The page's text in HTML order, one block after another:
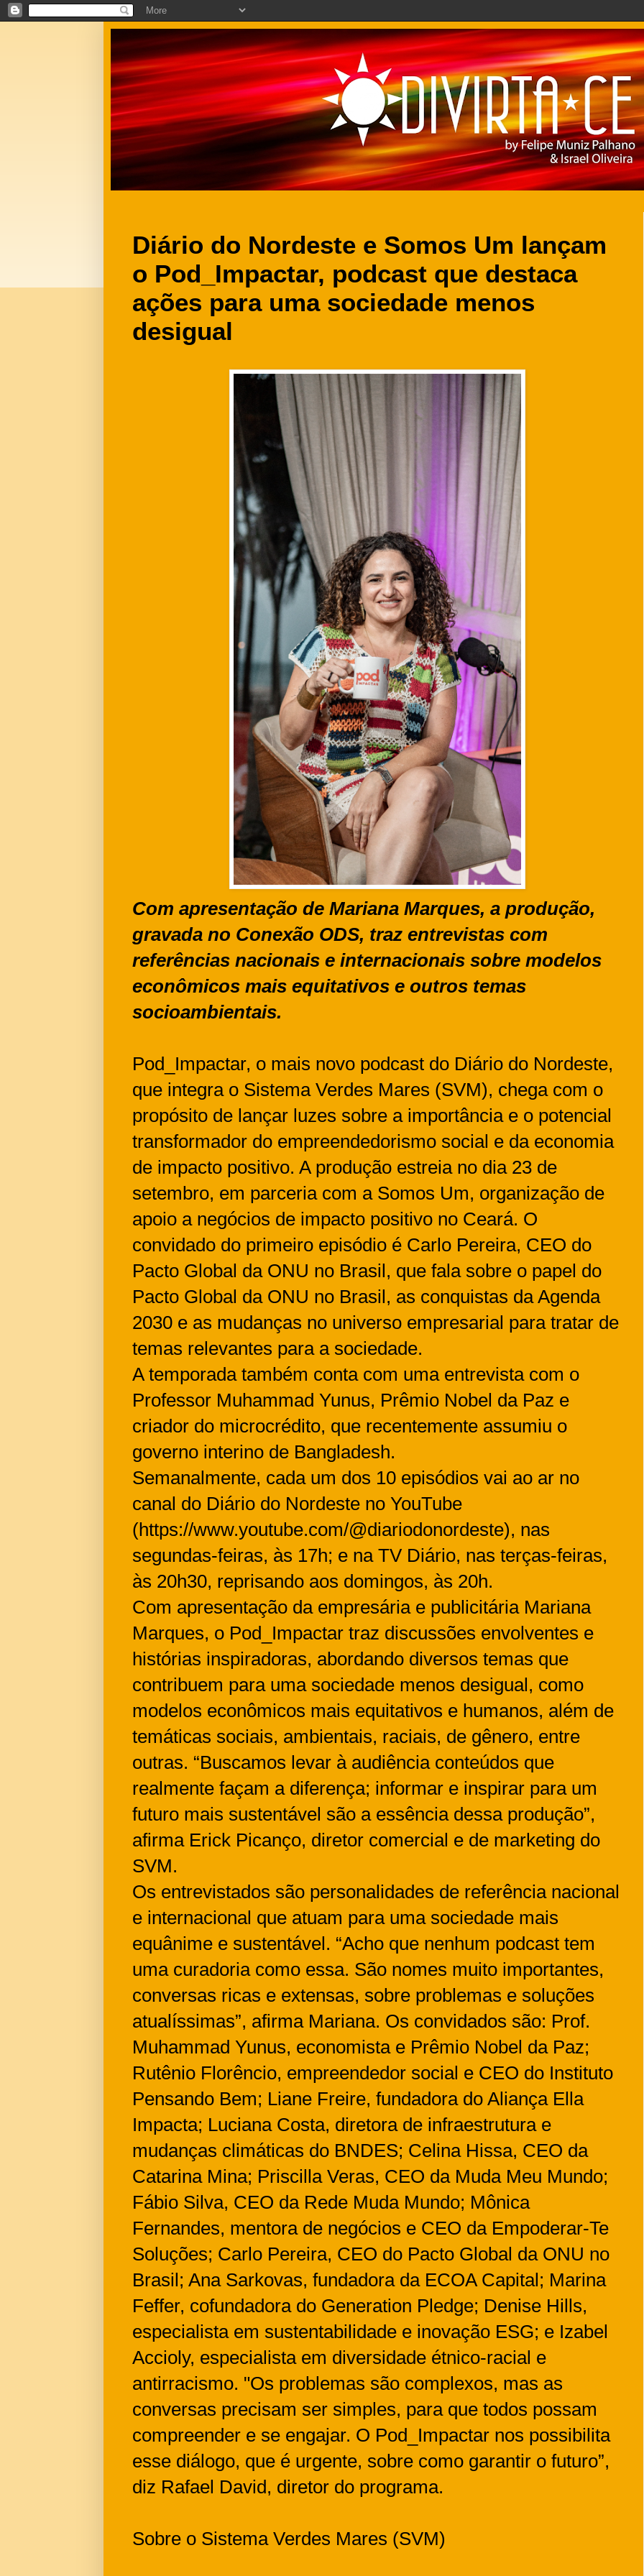
Diário do Nordeste e Somos Um lançam
o Pod_Impactar, podcast que destaca
ações para uma sociedade menos
desigual
Com apresentação de Mariana Marques, a produção,
gravada no Conexão ODS, traz entrevistas com
referências nacionais e internacionais sobre modelos
econômicos mais equitativos e outros temas
socioambientais.
Pod_Impactar, o mais novo podcast do Diário do Nordeste,
que integra o Sistema Verdes Mares (SVM), chega com o
propósito de lançar luzes sobre a importância e o potencial
transformador do empreendedorismo social e da economia
de impacto positivo. A produção estreia no dia 23 de
setembro, em parceria com a Somos Um, organização de
apoio a negócios de impacto positivo no Ceará. O
convidado do primeiro episódio é Carlo Pereira, CEO do
Pacto Global da ONU no Brasil, que fala sobre o papel do
Pacto Global da ONU no Brasil, as conquistas da Agenda
2030 e as mudanças no universo empresarial para tratar de
temas relevantes para a sociedade.
A temporada também conta com uma entrevista com o
Professor Muhammad Yunus, Prêmio Nobel da Paz e
criador do microcrédito, que recentemente assumiu o
governo interino de Bangladesh.
Semanalmente, cada um dos 10 episódios vai ao ar no
canal do Diário do Nordeste no YouTube
(https://www.youtube.com/@diariodonordeste), nas
segundas-feiras, às 17h; e na TV Diário, nas terças-feiras,
às 20h30, reprisando aos domingos, às 20h.
Com apresentação da empresária e publicitária Mariana
Marques, o Pod_Impactar traz discussões envolventes e
histórias inspiradoras, abordando diversos temas que
contribuem para uma sociedade menos desigual, como
modelos econômicos mais equitativos e humanos, além de
temáticas sociais, ambientais, raciais, de gênero, entre
outras. “Buscamos levar à audiência conteúdos que
realmente façam a diferença; informar e inspirar para um
futuro mais sustentável são a essência dessa produção”,
afirma Erick Picanço, diretor comercial e de marketing do
SVM.
Os entrevistados são personalidades de referência nacional
e internacional que atuam para uma sociedade mais
equânime e sustentável. “Acho que nenhum podcast tem
uma curadoria como essa. São nomes muito importantes,
conversas ricas e extensas, sobre problemas e soluções
atualíssimas”, afirma Mariana. Os convidados são: Prof.
Muhammad Yunus, economista e Prêmio Nobel da Paz;
Rutênio Florêncio, empreendedor social e CEO do Instituto
Pensando Bem; Liane Freire, fundadora do Aliança Ella
Impacta; Luciana Costa, diretora de infraestrutura e
mudanças climáticas do BNDES; Celina Hissa, CEO da
Catarina Mina; Priscilla Veras, CEO da Muda Meu Mundo;
Fábio Silva, CEO da Rede Muda Mundo; Mônica
Fernandes, mentora de negócios e CEO da Empoderar-Te
Soluções; Carlo Pereira, CEO do Pacto Global da ONU no
Brasil; Ana Sarkovas, fundadora da ECOA Capital; Marina
Feffer, cofundadora do Generation Pledge; Denise Hills,
especialista em sustentabilidade e inovação ESG; e Izabel
Accioly, especialista em diversidade étnico-racial e
antirracismo. "Os problemas são complexos, mas as
conversas precisam ser simples, para que todos possam
compreender e se engajar. O Pod_Impactar nos possibilita
esse diálogo, que é urgente, sobre como garantir o futuro”,
diz Rafael David, diretor do programa.
Sobre o Sistema Verdes Mares (SVM)